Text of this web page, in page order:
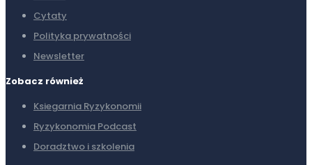
Cytaty
Polityka prywatności
Newsletter
Zobacz również
Ksiegarnia Ryzykonomii
Ryzykonomia Podcast
Doradztwo i szkolenia